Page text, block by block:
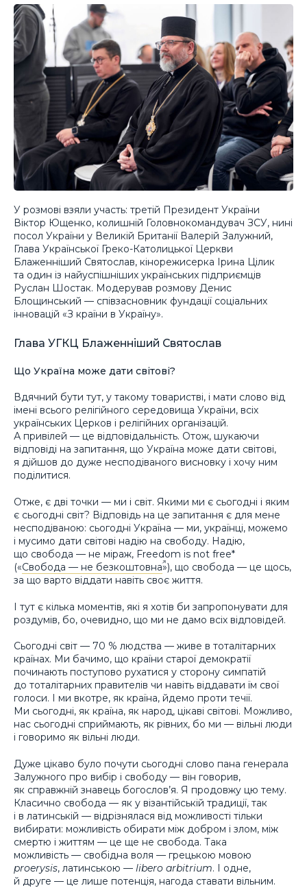
У розмові взяли участь: третій Президент України
Віктор Ющенко, колишній Головнокомандувач ЗСУ, нині
посол України у Великій Британії Валерій Залужний,
Глава Української Греко-Католицької Церкви
Блаженніший Святослав, кінорежисерка Ірина Цілик
та один із найуспішніших українських підприємців
Руслан Шостак. Модерував розмову Денис
Блощинський — співзасновник фундації соціальних
інновацій «З країни в Україну».
Глава УГКЦ Блаженніший Святослав
Що Україна може дати світові?
Вдячний бути тут, у такому товаристві, і мати слово від
імені всього релігійного середовища України, всіх
українських Церков і релігійних організацій.
А привілей — це відповідальність. Отож, шукаючи
відповіді на запитання, що Україна може дати світові,
я дійшов до дуже несподіваного висновку і хочу ним
поділитися.
Отже, є дві точки — ми і світ. Якими ми є сьогодні і яким
є сьогодні світ? Відповідь на це запитання є для мене
несподіваною: сьогодні Україна — ми, українці, можемо
і мусимо дати світові надію на свободу. Надію,
що свобода — не міраж, Freedom is not free*
(«Свобода — не безкоштовна»), що свобода — це щось,
за що варто віддати навіть своє життя.
І тут є кілька моментів, які я хотів би запропонувати для
роздумів, бо, очевидно, що ми не дамо всіх відповідей.
Сьогодні світ — 70 % людства — живе в тоталітарних
країнах. Ми бачимо, що країни старої демократії
починають поступово рухатися у сторону симпатій
до тоталітарних правителів чи навіть віддавати їм свої
голоси. І ми вкотре, як країна, йдемо проти течії.
Ми сьогодні, як країна, як народ, цікаві світові. Можливо,
нас сьогодні сприймають, як рівних, бо ми — вільні люди
і говоримо як вільні люди.
Дуже цікаво було почути сьогодні слово пана генерала
Залужного про вибір і свободу — він говорив,
як справжній знавець богослов’я. Я продовжу цю тему.
Класично свобода — як у візантійській традиції, так
і в латинській — відрізнялася від можливості тільки
вибирати: можливість обирати між добром і злом, між
смертю і життям — це ще не свобода. Така
можливість — свобідна воля — грецькою мовою
proerysis, латинською — libero arbitrium. І одне,
й друге — це лише потенція, нагода ставати вільним.